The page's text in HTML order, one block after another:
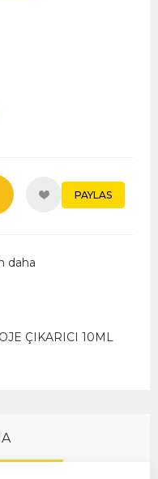
PAYLAS
daha
ÇIKARICI 10ML